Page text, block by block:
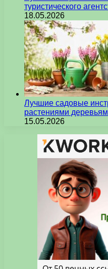
туристического
18.05.2026
Лучшие садовые
растениями
15.05.2026